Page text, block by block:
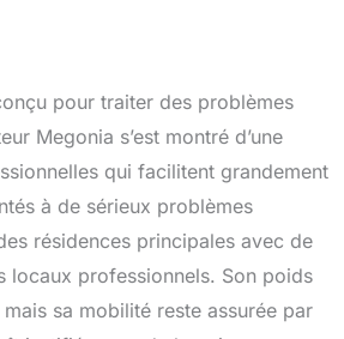
pour traiter des problèmes
Megonia s’est montré d’une
qui facilitent grandement
à de sérieux problèmes
résidences principales avec de
locaux professionnels. Son poids
sa mobilité reste assurée par